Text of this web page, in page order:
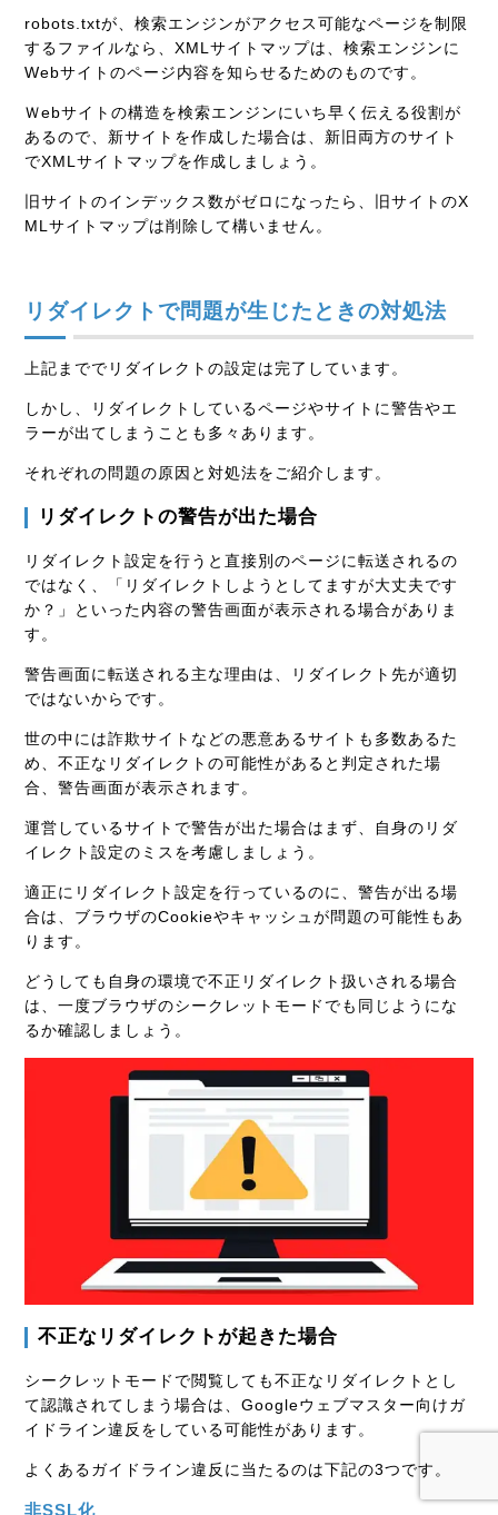
robots.txtが、検索エンジンがアクセス可能なページを制限
するファイルなら、XMLサイトマップは、検索エンジンに
Webサイトのページ内容を知らせるためのものです。
Ｗebサイトの構造を検索エンジンにいち早く伝える役割が
あるので、新サイトを作成した場合は、新旧両方のサイト
でXMLサイトマップを作成しましょう。
旧サイトのインデックス数がゼロになったら、旧サイトのX
MLサイトマップは削除して構いません。
リダイレクトで問題が生じたときの対処法
上記まででリダイレクトの設定は完了しています。
しかし、リダイレクトしているページやサイトに警告やエ
ラーが出てしまうことも多々あります。
それぞれの問題の原因と対処法をご紹介します。
リダイレクトの警告が出た場合
リダイレクト設定を行うと直接別のページに転送されるの
ではなく、「リダイレクトしようとしてますが大丈夫です
か？」といった内容の警告画面が表示される場合がありま
す。
警告画面に転送される主な理由は、リダイレクト先が適切
ではないからです。
世の中には詐欺サイトなどの悪意あるサイトも多数あるた
め、不正なリダイレクトの可能性があると判定された場
合、警告画面が表示されます。
運営しているサイトで警告が出た場合はまず、自身のリダ
イレクト設定のミスを考慮しましょう。
適正にリダイレクト設定を行っているのに、警告が出る場
合は、ブラウザのCookieやキャッシュが問題の可能性もあ
ります。
どうしても自身の環境で不正リダイレクト扱いされる場合
は、一度ブラウザのシークレットモードでも同じようにな
るか確認しましょう。
不正なリダイレクトが起きた場合
シークレットモードで閲覧しても不正なリダイレクトとし
て認識されてしまう場合は、Googleウェブマスター向けガ
イドライン違反をしている可能性があります。
よくあるガイドライン違反に当たるのは下記の3つです。
非SSL化